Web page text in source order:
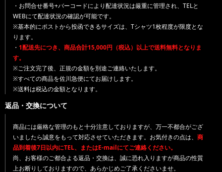
・お問合せ番号+バーコードにより配達状況は厳重に管理され、TELと
WEBにて配達状況の確認が可能です。
※基本的にポストから投函できるサイズは、Tシャツ1枚程度が限度とな
ります。
・ 1配送先につき、商品合計15,000円（税込）以上で送料無料となりま
す。
※ご注文完了後、正規の金額を別途ご連絡いたします。
※すべての商品を佐川急便にてお届けします。
※送料は税込の金額となります。
返品・交換について
商品には厳格な管理のもと十分注意しておりますが、万一不都合がござ
いましたら誠意をもって対応させていただきます。お気付きの点は、 商
品到着後7日以内にTEL、またはE-mailにてご連絡ください。
尚、お客様のご都合よる返品・交換は、誠に恐れ入りますが商品の性質
上お断りしておりますので、あらかじめご了承くださいませ。